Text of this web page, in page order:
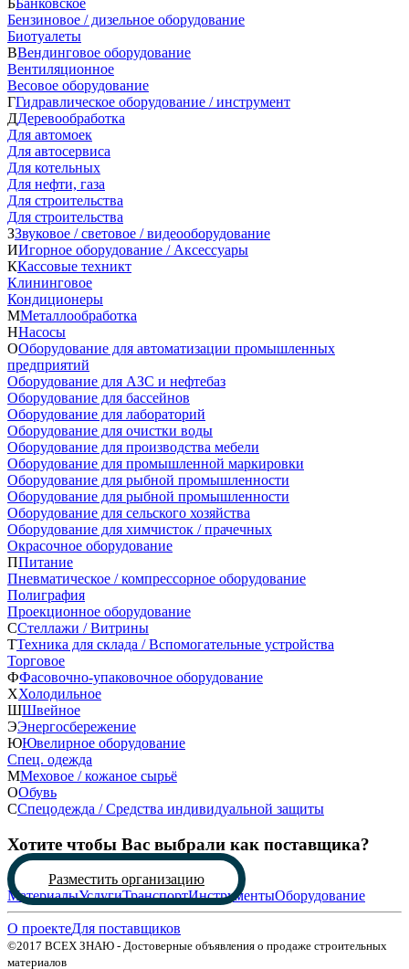
Бензиновое / дизельное оборудование
Биотуалеты
ВВендинговое оборудование
Вентиляционное
Весовое оборудование
ГГидравлическое оборудование / инструмент
ДДеревообработка
Для автомоек
Для автосервиса
Для котельных
Для нефти, газа
Для строительства
Для строительства
ЗЗвуковое / световое / видеооборудование
ИИгорное оборудование / Аксессуары
ККассовые техникт
Клининговое
Кондиционеры
ММеталлообработка
ННасосы
ООборудование для автоматизации промышленных
предприятий
Оборудование для АЗС и нефтебаз
Оборудование для бассейнов
Оборудование для лабораторий
Оборудование для очистки воды
Оборудование для производства мебели
Оборудование для промышленной маркировки
Оборудование для рыбной промышленности
Оборудование для рыбной промышленности
Оборудование для сельского хозяйства
Оборудование для химчисток / прачечных
Окрасочное оборудование
ППитание
Пневматическое / компрессорное оборудование
Полиграфия
Проекционное оборудование
ССтеллажи / Витрины
ТТехника для склада / Вспомогательные устройства
Торговое
ФФасовочно-упаковочное оборудование
ХХолодильное
ШШвейное
ЭЭнергосбережение
ЮЮвелирное оборудование
Спец. одежда
ММеховое / кожаное сырьё
ООбувь
ССпецодежда / Средства индивидуальной защиты
Хотите чтобы Вас выбрали как поставщика?
Разместить организацию
МатериалыУслугиТранспортИнструментыОборудование
О проектеДля поставщиков
©2017 ВСЕХ ЗНАЮ - Достоверные объявления о продаже строительных
материалов